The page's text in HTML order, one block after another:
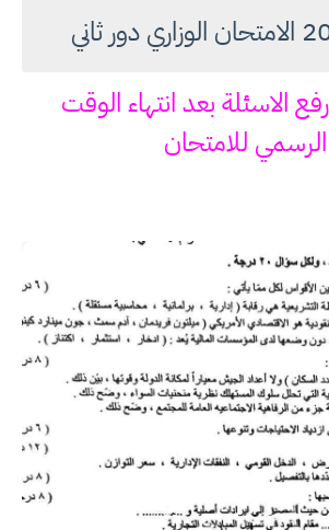
الاسئلة بعد انتهاء الوقت
الرسمي للامتحان